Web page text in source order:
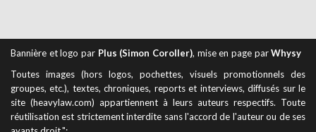
Bannière et logo par Plus (Simon Coroller), mise en page parWhysy
Toutes images (hors logos, pochettes, visuels promotionnels des
groupes, etc.), textes, chroniques, reports et interviews, diffusés sur le
site (heavylaw.com) appartiennent à leurs auteurs respectifs. Toute
réutilisation est strictement interdite sans l'accord de l'auteur ou de ses